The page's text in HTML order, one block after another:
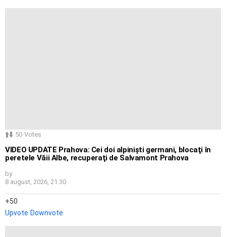
50 Votes
VIDEO UPDATE Prahova: Cei doi alpinişti germani, blocaţi în
peretele Văii Albe, recuperaţi de Salvamont Prahova
by
8 august, 2026, 21:30
50
Upvote Downvote